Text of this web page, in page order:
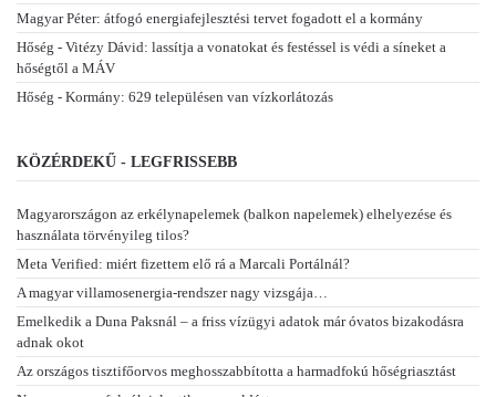
Magyar Péter: átfogó energiafejlesztési tervet fogadott el a kormány
Hőség - Vitézy Dávid: lassítja a vonatokat és festéssel is védi a síneket a
hőségtől a MÁV
Hőség - Kormány: 629 településen van vízkorlátozás
KÖZÉRDEKŰ - LEGFRISSEBB
Magyarországon az erkélynapelemek (balkon napelemek) elhelyezése és
használata törvényileg tilos?
Meta Verified: miért fizettem elő rá a Marcali Portálnál?
A magyar villamosenergia-rendszer nagy vizsgája…
Emelkedik a Duna Paksnál – a friss vízügyi adatok már óvatos bizakodásra
adnak okot
Az országos tisztifőorvos meghosszabbította a harmadfokú hőségriasztást